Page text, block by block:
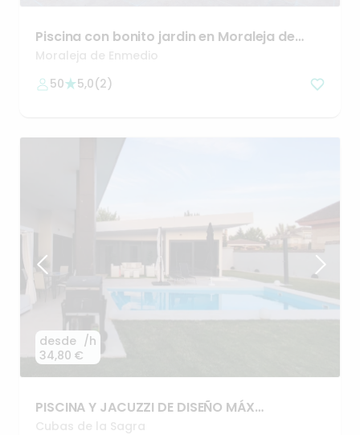
Piscina con bonito jardinen Moraleja de
Enmedio
Moraleja de Enmedio
50
5,0(2)
desde
34,80 €
/h
PISCINAY JACUZZI DE DISEÑO MÁX
PRIVACIDAD a 20min
Cubas de la Sagra